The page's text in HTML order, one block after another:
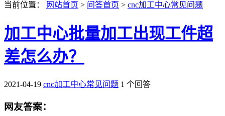
当前位置： 网站首页 > 问答首页 > cnc加工中心常见问题
加工中心批量加工出现工件超
差怎么办？
2021-04-19 cnc加工中心常见问题 1 个回答
网友答案：